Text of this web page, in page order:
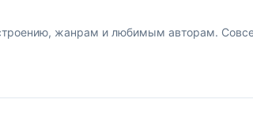
жанрам и любимым авторам.